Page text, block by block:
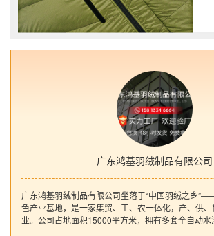
广东鸿基羽绒制品有限公司
广东鸿基羽绒制品有限公司坐落于“中国羽绒之乡
色产业基地，是一家集贸、工、农一体化，产、供
业。公司占地面积15000平方米，拥有多套全自动